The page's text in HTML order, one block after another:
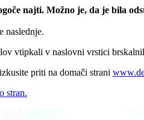
najti. Možno je, da je bila
naslednje.
vtipkali v naslovni vrstici
priti na domači strani
stran.